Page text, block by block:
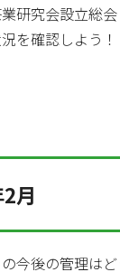
研究会設立総
を確認しよう
月
今後の管理は